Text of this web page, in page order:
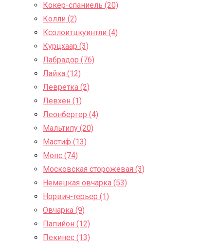
Кокер-спаниель (20)
Колли (2)
Ксолоитцкуинтли (4)
Курцхаар (3)
Лабрадор (76)
Лайка (12)
Левретка (2)
Левхен (1)
Леонбергер (4)
Мальтипу (20)
Мастиф (13)
Мопс (74)
Московская сторожевая (3)
Немецкая овчарка (53)
Норвич-терьер (1)
Овчарка (9)
Папийон (12)
Пекинес (13)